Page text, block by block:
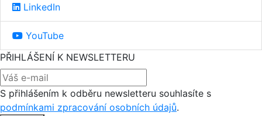
LinkedIn
YouTube
PŘIHLÁŠENÍ K NEWSLETTERU
S přihlášením k odběru newsletteru souhlasíte s
podmínkami zpracování osobních údajů.